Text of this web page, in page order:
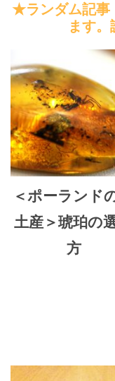
★ランダム記事
ます。
＜ポーランド
土産＞琥珀の
方